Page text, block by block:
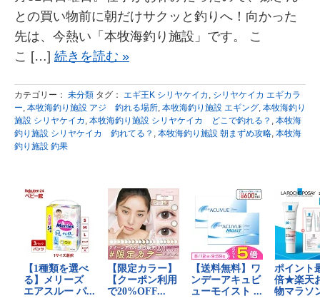
との買い物前に朝だけサクッと釣りへ！向かった
先は、今熱い「本牧海釣り施設」です。 こ
こ […] 続きを読む »
カテゴリー： 未分類 タグ： エギ王K シリヤケイカ , シリヤケイカ エギカラ
ー, 本牧海釣り施設 アジ 釣れる場所, 本牧海釣り施設 エギング, 本牧海釣り
施設 シリヤケイカ , 本牧海釣り施設 シリヤケイカ どこで釣れる？ , 本牧海
釣り施設 シリヤケイカ 釣れてる？ , 本牧海釣り施設 朝まずめ攻略, 本牧海
釣り施設 釣果